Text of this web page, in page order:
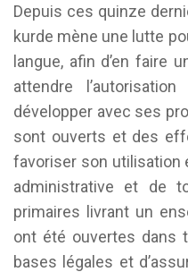
Depuis ces quinze
kurde mène une lutte
langue, afin d’en faire
attendre
développer avec ses
sont ouverts et des
favoriser son utilisation
administrative et de
primaires livrant un
ont été ouvertes dans
bases légales et